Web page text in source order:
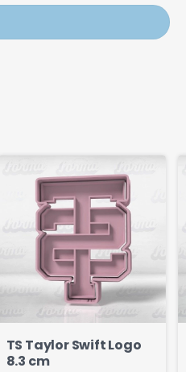
TS Taylor Swift Logo
8.3 cm